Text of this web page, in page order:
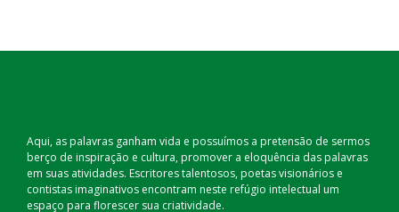
Aqui, as palavras ganham vida e possuímos a pretensão de sermos
berço de inspiração e cultura, promover a eloquência das palavras
em suas atividades. Escritores talentosos, poetas visionários e
contistas imaginativos encontram neste refúgio intelectual um
espaço para florescer sua criatividade.